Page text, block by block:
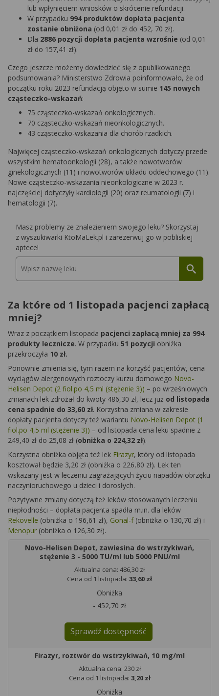
lub wpłynięciem wniosków o skrócenie refundacji.
W przypadku 994 produktów dopłata pacjenta
zostanie obniżona (od 0,01 zł do 452, 70 zł).
Dla 2886 pozycji dopłata pacjenta wzrośnie (od 0,01
zł do 157,41 zł).
Czego jeszcze możemy dowiedzieć się z opublikowanego
podsumowania? Ministerstwo Zdrowia poinformowało, że od
początku roku 2023 refundacją objęto w sumie 145 nowych
cząsteczko-wskazań:
75 cząsteczko-wskazań onkologicznych.
70 cząsteczko-wskazań nieonkologicznych.
43 cząsteczko-wskazania dla chorób rzadkich.
Najwięcej cząsteczko-wskazań onkologicznych dotyczy przede
wszystkim hematoonkologii (28), a także nowotworów
ginekologicznych (11) i nowotworów układu oddechowego (11).
Nowe cząsteczko-wskazania nieonkologiczne w 2023 r.
najczęściej dotyczyły kardiologii (20) oraz reumatologii (7) i
hematologii (7).
Masz problemy ze znalezieniem swojego leku? Skorzystaj
z wyszukiwarki KtoMaLek.pl i zarezerwuj go w pobliskiej
aptece!
Za które od 1 listopada pacjenci zapłacą
mniej?
Wraz z początkiem listopada pacjenci zapłacą mniej za 994
produkty lecznicze. W przypadku 51 pozycji obniżka
przekroczyła 10 zł.
Ponownie zmienia się, tym razem na korzyść pacjentów, cena
wyciągów alergenowych roztoczy kurzu domowego Novo-
Helisen Depot (2 fiol.po 4,5 ml (stężenie 3)) – po wrześniowych
zmianach lek zdrożał do kwoty 486,30 zł, lecz już od listopada
cena spadnie do 33,60 zł. Korzystna zmiana w zakresie
dopłaty pacjenta dotyczy też wariantu Novo-Helisen Depot (1
fiol.po 4,5 ml (stężenie 3)) – od listopada cena leku spadnie z
249,40 zł do 25,08 zł (obniżka o 224,32 zł).
Korzystna obniżka objęta też lek Firazyr, który od listopada
kosztował będzie 3,20 zł (obniżka o 226,80 zł). Lek ten
wskazany jest w leczeniu zagrażających życiu napadów obrzęku
naczynioruchowego u dzieci i dorosłych.
Pozytywne zmiany dotyczą też leków stosowanych leczeniu
niepłodności – dopłata pacjenta spadła m.in. dla leków
Rekovelle (obniżka o 196,61 zł), Gonal-f(obniżka o 130,70 zł) i
Menopur (obniżka o 126,30 zł).
Novo-Helisen Depot, zawiesina do wstrzykiwań,
stężenie 3 - 5000 TU/ml lub 5000 PNU/ml
Aktualna cena: 486,30 zł
Cena od 1 listopada: 33,60 zł
Obniżka
- 452,70 zł
Sprawdź dostępność
Firazyr, roztwór do wstrzykiwań, 10 mg/ml
Aktualna cena: 230 zł
Cena od 1 listopada: 3,20 zł
Obniżka